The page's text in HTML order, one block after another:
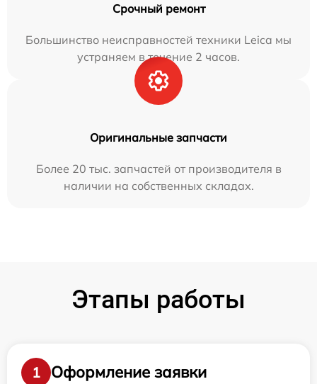
Срочный ремонт
Большинство неисправностей техники Leica мы
устраняем в течение 2 часов.
Оригинальные запчасти
Более 20 тыс. запчастей от производителя в
наличии на собственных складах.
Этапы работы
1
Оформление заявки